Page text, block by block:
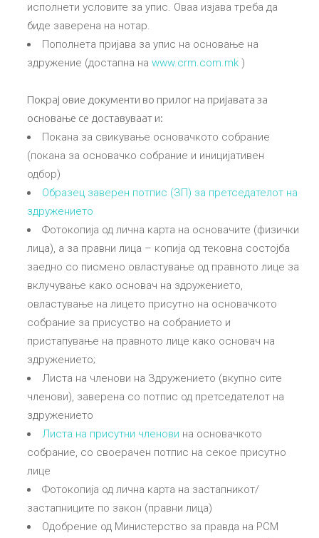
исполнети условите за упис. Оваа изјава треба да
биде заверена на нотар.
Пополнета пријава за упис на основање на
здружение (достапна на www.crm.com.mk)
Покрај овие документи во прилог на пријавата за
основање се доставуваат и:
Покана за свикување основачкото собрание
(покана за основачко собрание и иницијативен
одбор)
Образец заверен потпис (ЗП) за претседателот на
здружението
Фотокопија од лична карта на основачите (физички
лица), а за правни лица – копија од тековна состојба
заедно со писмено овластување од правното лице за
вклучување како основач на здружението,
овластување на лицето присутно на основачкото
собрание за присуство на собранието и
пристапување на правното лице како основач на
здружението;
Листа на членови на Здружението (вкупно сите
членови), заверена со потпис од претседателот на
здружението
Листа на присутни членови на основачкото
собрание, со своерачен потпис на секое присутно
лице
Фотокопија од лична карта на застапникот/
застапниците по закон (правни лица)
Одобрение од Министерство за правда на РСМ